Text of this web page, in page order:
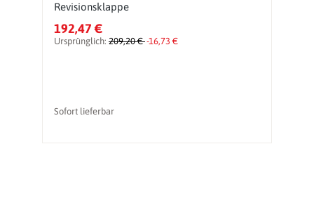
Revisionsklappe
192,47 €
Ursprünglich: 209,20 €-16,73 €
Sofort lieferbar